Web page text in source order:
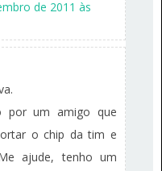
de 2011 às
por um amigo que
o chip da tim e
ajude, tenho um